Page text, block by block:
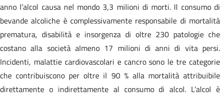
anno l’alcol causa nel mondo 3,3 milioni di morti. Il consumo di
bevande alcoliche è complessivamente responsabile di mortalità
prematura, disabilità e insorgenza di oltre 230 patologie che
costano alla società almeno 17 milioni di anni di vita persi.
Incidenti, malattie cardiovascolari e cancro sono le tre categorie
che contribuiscono per oltre il 90 % alla mortalità attribuibile
direttamente o indirettamente al consumo di alcol. L’alcol è